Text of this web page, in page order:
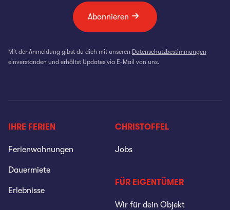
Abonnieren
Mit der Anmeldung gibst du dich mit unseren Datenschutzbestimmungen
einverstanden und erhältst Updates via E-Mail von uns.
IHRE FERIEN
Ferienwohnungen
Dauermiete
Erlebnisse
CHRISTOFFEL
Jobs
FÜR EIGENTÜMER
Wir für dein Objekt